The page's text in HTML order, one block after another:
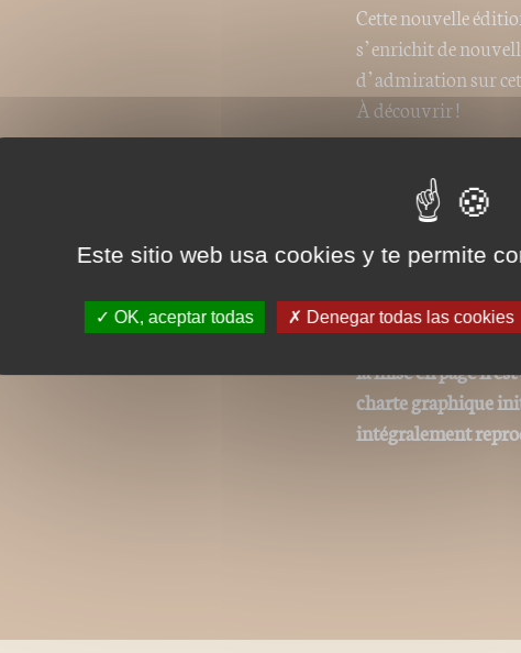
Cette nouvelle
s’enrichit de
d’admiration sur
À découvrir !
Nos
ou
Ces ePubs sont
la mise en page
charte graphique
intégralement
Este sitio web usa cookies y te permite
OK, aceptar todas Denegar todas las cookies